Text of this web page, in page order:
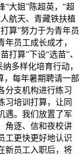
大姐”陈超英，“超
航天、青藏铁扶植
算”努力于为青年员
员工成长成才，
打算”下设“选苗”、
多样化培育行动，
，每年暑期聘请一部
分支机构进行练习
习培训打算，让同
遇。我们放置了军
角逐、信和夜校讲
工更快更好地认识
新员工入职后，将